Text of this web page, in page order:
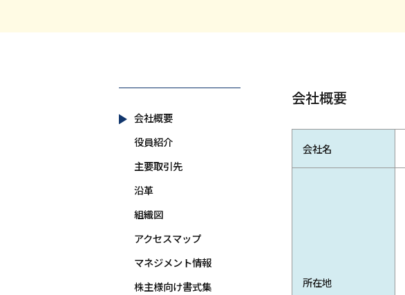
会社概要
役員紹介
主要取引先
沿革
組織図
アクセスマップ
マネジメント情報
株主様向け書式集
会社概要
会社名
所在地